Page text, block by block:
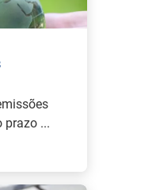
prazo ...